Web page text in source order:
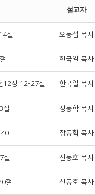
설교자
절 오동섭 목사
한국일 목사
12장 12-27절 한국일 목사
절 장동학 목사
40 장동학 목사
절 신동호 목사
절 신동호 목사